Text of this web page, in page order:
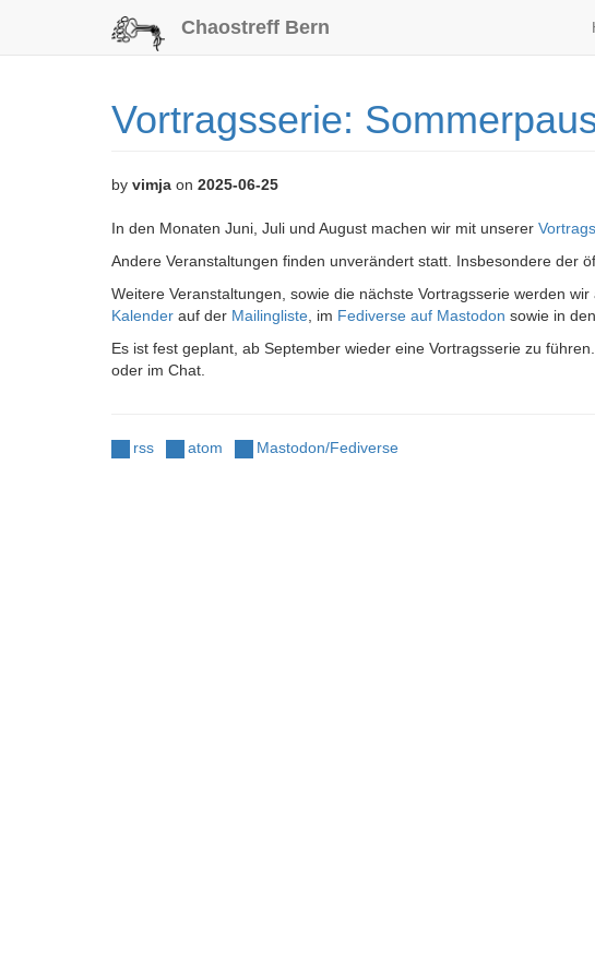
Chaostreff Bern
Vortragsserie:
by vimja on 2025-06-25
In den Monaten Juni, Juli und August machen wir mit unserer
Andere Veranstaltungen finden unverändert statt. Insbesondere der
Weitere Veranstaltungen, sowie die nächste Vortragsserie werden
Kalender auf der Mailingliste , im Fediverse auf Mastodon sowie in den
Es ist fest geplant, ab September wieder eine Vortragsserie zu
oder im Chat.
rss atom Mastodon/Fediverse